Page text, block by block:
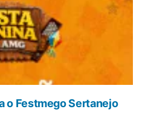
o Festmego Sertanejo